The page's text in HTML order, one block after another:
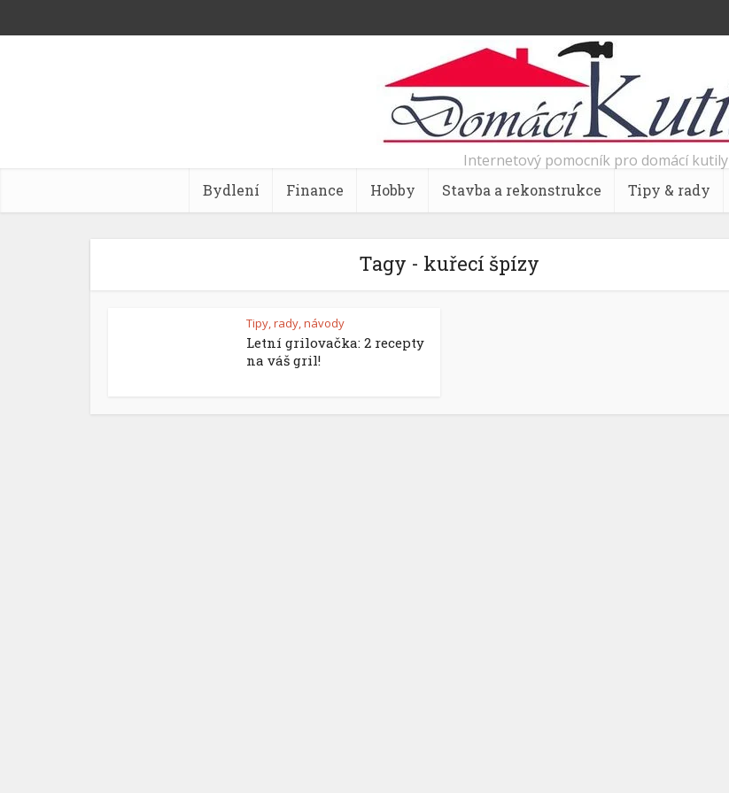
Internetový pomocník pro domácí kutily
Bydlení Finance Hobby Stavba a rekonstrukce Tipy & rady
Tagy - kuřecí špízy
Tipy, rady, návody
Letní grilovačka: 2 recepty
na váš gril!